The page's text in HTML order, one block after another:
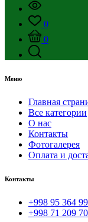
0
0
Меню
Главная
Все категории
О нас
Контакты
Фотогалерея
Оплата и
Контакты
+998 95 364
+998 71 209